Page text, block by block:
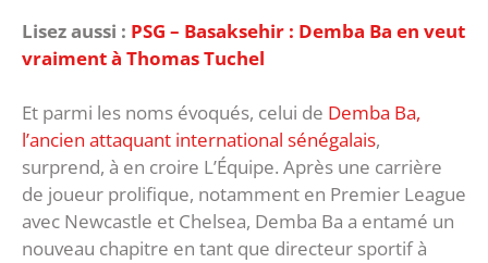
Lisez aussi : PSG – Basaksehir : Demba Ba en veut
vraiment à Thomas Tuchel
Et parmi les noms évoqués, celui de Demba Ba,
l’ancien attaquant international sénégalais,
surprend, à en croire L’Équipe. Après une carrière
de joueur prolifique, notamment en Premier League
avec Newcastle et Chelsea, Demba Ba a entamé un
nouveau chapitre en tant que directeur sportif à